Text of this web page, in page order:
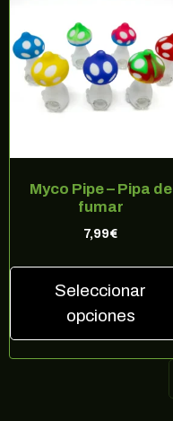
Myco Pipe – Pipa de
fumar
7,99€
Seleccionar
opciones